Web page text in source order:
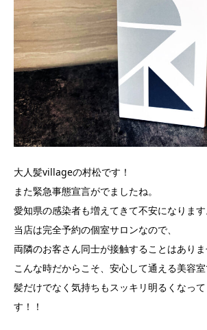
大人髪villageの村松です！
また緊急事態宣言がでましたね。
愛知県の感染者も増えてきて不安になります
当店は完全予約の個室サロンなので、
両隣のお客さん同士が接触することはありま
こんな時だからこそ、安心して通える美容室
髪だけでなく気持ちもスッキリ明るくなっ
す！！